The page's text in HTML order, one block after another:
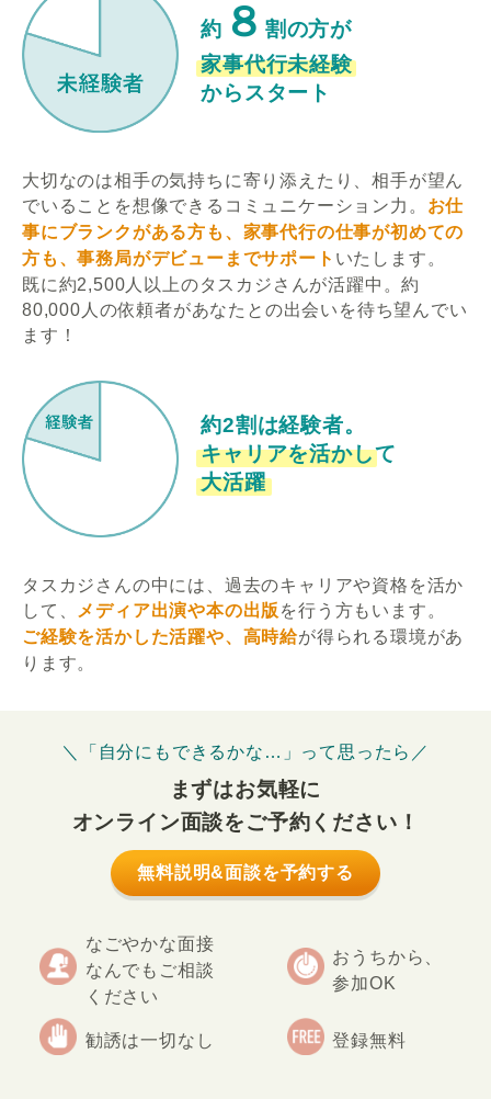
約 ８ 割の方が
家事代行未経験
からスタート
大切なのは相手の気持ちに寄り添えたり、相手が望ん
でいることを想像できるコミュニケーション力。 お仕
事にブランクがある方も、家事代行の仕事が初めての
方も、事務局がデビューまでサポート いたします。
既に約2,500人以上のタスカジさんが活躍中。約
80,000人の依頼者があなたとの出会いを待ち望んでい
ます！
約2割は経験者。
キャリアを活かして
大活躍
タスカジさんの中には、過去のキャリアや資格を活か
して、
メディア出演や本の出版 を行う方もいます。
ご経験を活かした活躍や、高時給が得られる環境があ
ります。
＼「自分にもできるかな…」って思ったら／
まずはお気軽に
オンライン面談をご予約ください！
無料説明&面談を予約する
なごやかな面接
なんでもご相談
ください
おうちから、
参加OK
勧誘は一切なし 登録無料